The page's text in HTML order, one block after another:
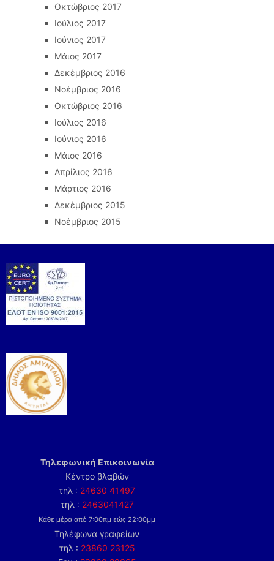
Οκτώβριος 2017
Ιούλιος 2017
Ιούνιος 2017
Μάιος 2017
Δεκέμβριος 2016
Νοέμβριος 2016
Οκτώβριος 2016
Ιούλιος 2016
Ιούνιος 2016
Μάιος 2016
Απρίλιος 2016
Μάρτιος 2016
Δεκέμβριος 2015
Νοέμβριος 2015
Τηλεφωνική Επικοινωνία
Κέντρο βλαβών
τηλ : 24630 41497
τηλ : 2463041427
Κάθε μέρα από 7:00πμ εώς 22:00μμ
Τηλέφωνα γραφείων
τηλ : 23860 23125